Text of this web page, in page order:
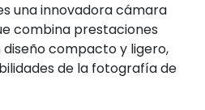
es una innovadora cámara
combina prestaciones
compacto y ligero,
de la fotografía de